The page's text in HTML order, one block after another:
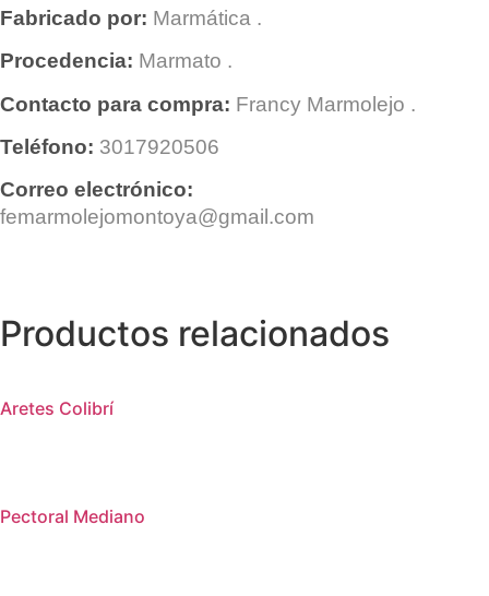
Fabricado por: Marmática .
Procedencia: Marmato .
Contacto para compra: Francy Marmolejo .
Teléfono: 3017920506
Correo electrónico:
femarmolejomontoya@gmail.com
Productos relacionados
Aretes Colibrí
Pectoral Mediano